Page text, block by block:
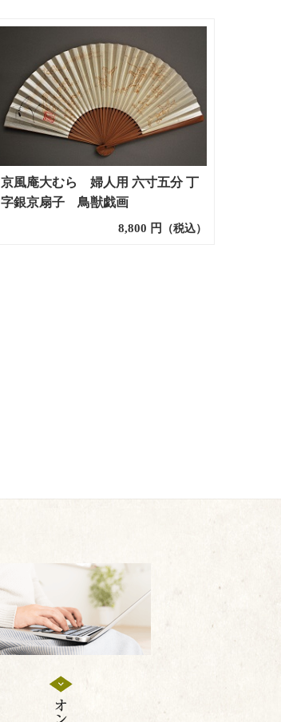
京風庵大むら 婦人用 六寸五分 丁
字銀京扇子 鳥獣戯画
8,800 円 （税込）